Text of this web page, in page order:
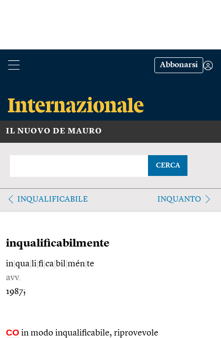
Abbonarsi
IL NUOVO DE MAURO
CERCA
INQUALIFICABILE INQUANTO
inqualificabilmente
in qua li fi ca bil mén te
avv.
1987;
CO in modo inqualificabile, riprovevole